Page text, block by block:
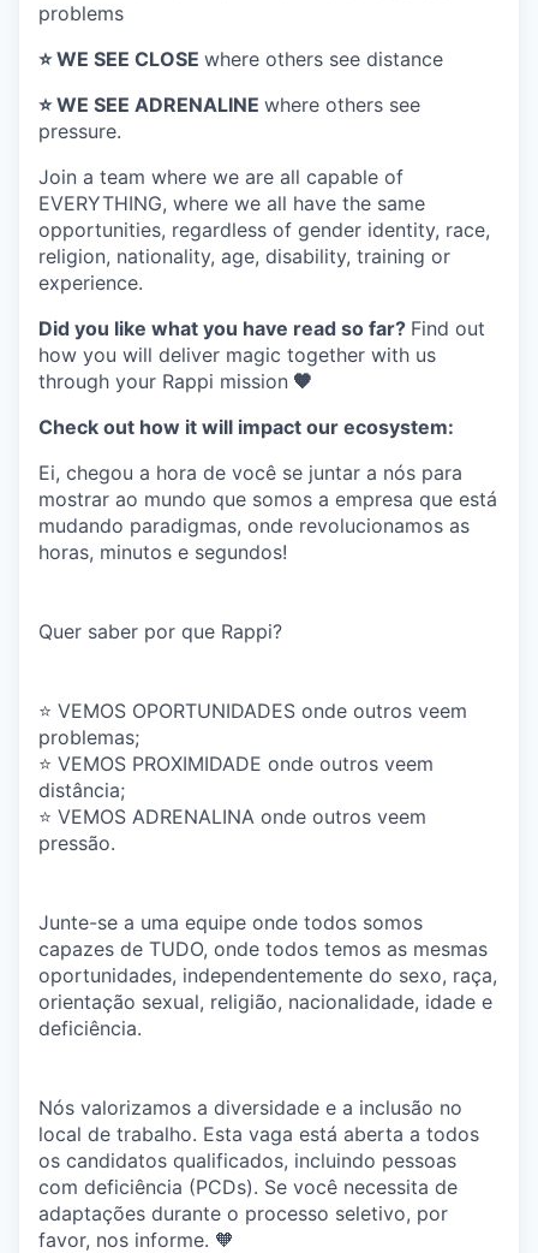
problems
⭐️ WE SEE CLOSE where others see distance
⭐️ WE SEE ADRENALINE where others see
pressure.
Join a team where we are all capable of
EVERYTHING, where we all have the same
opportunities, regardless of gender identity, race,
religion, nationality, age, disability, training or
experience.
Did you like what you have read so far? Find out
how you will deliver magic together with us
through your Rappi mission 🧡
Check out how it will impact our ecosystem:
Ei, chegou a hora de você se juntar a nós para
mostrar ao mundo que somos a empresa que está
mudando paradigmas, onde revolucionamos as
horas, minutos e segundos!
Quer saber por que Rappi?
⭐️ VEMOS OPORTUNIDADES onde outros veem
problemas;
⭐️ VEMOS PROXIMIDADE onde outros veem
distância;
⭐️ VEMOS ADRENALINA onde outros veem
pressão.
Junte-se a uma equipe onde todos somos
capazes de TUDO, onde todos temos as mesmas
oportunidades, independentemente do sexo, raça,
orientação sexual, religião, nacionalidade, idade e
deficiência.
Nós valorizamos a diversidade e a inclusão no
local de trabalho. Esta vaga está aberta a todos
os candidatos qualificados, incluindo pessoas
com deficiência (PCDs). Se você necessita de
adaptações durante o processo seletivo, por
favor, nos informe. 🧡